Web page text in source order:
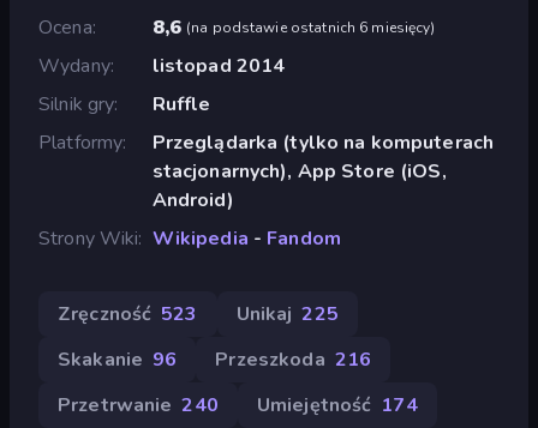
Ocena 8,6 (na podstawie ostatnich 6 miesięcy)
Wydany
listopad 2014
Silnik gry
Ruffle
Platformy
Przeglądarka (tylko na komputerach
stacjonarnych), App Store (iOS,
Android)
Strony Wiki Wikipedia - Fandom
Zręczność 523 Unikaj 225
Skakanie 96 Przeszkoda 216
Przetrwanie 240 Umiejętność 174